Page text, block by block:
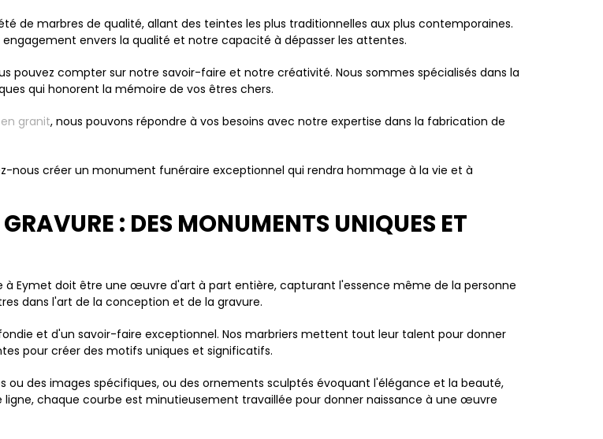
de marbres de qualité, allant des teintes les plus traditionnelles aux plus contemporaines.
envers la qualité et notre capacité à dépasser les attentes.
pouvez compter sur notre savoir-faire et notre créativité. Nous sommes spécialisés dans la
qui honorent la mémoire de vos êtres chers.
granit, nous pouvons répondre à vos besoins avec notre expertise dans la fabrication de
nous créer un monument funéraire exceptionnel qui rendra hommage à la vie et à
: DES MONUMENTS UNIQUES ET
Eymet doit être une œuvre d'art à part entière, capturant l'essence même de la personne
dans l'art de la conception et de la gravure.
et d'un savoir-faire exceptionnel. Nos marbriers mettent tout leur talent pour donner
pour créer des motifs uniques et significatifs.
des images spécifiques, ou des ornements sculptés évoquant l'élégance et la beauté,
ligne, chaque courbe est minutieusement travaillée pour donner naissance à une œuvre